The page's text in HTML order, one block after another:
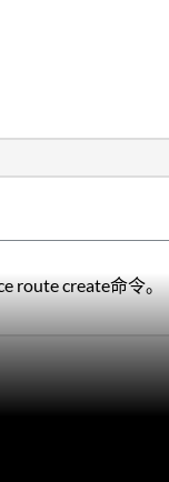
route create命令。